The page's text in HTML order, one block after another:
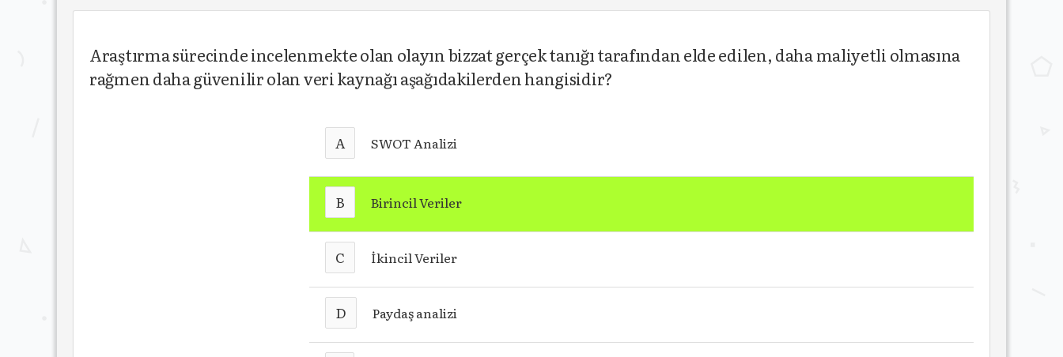
Araştırma sürecinde incelenmekte olan olayın bizzat gerçek tanığı tarafından elde edilen, daha maliyetli olmasına
rağmen daha güvenilir olan veri kaynağı aşağıdakilerden hangisidir?
A SWOT Analizi
B Birincil Veriler
C İkincil Veriler
D Paydaş analizi